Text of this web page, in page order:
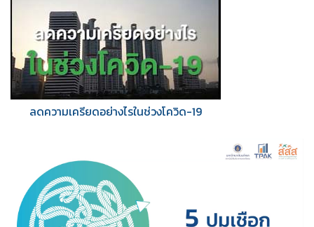
ลดความเครียดอย่างไรในช่วงโควิด-19